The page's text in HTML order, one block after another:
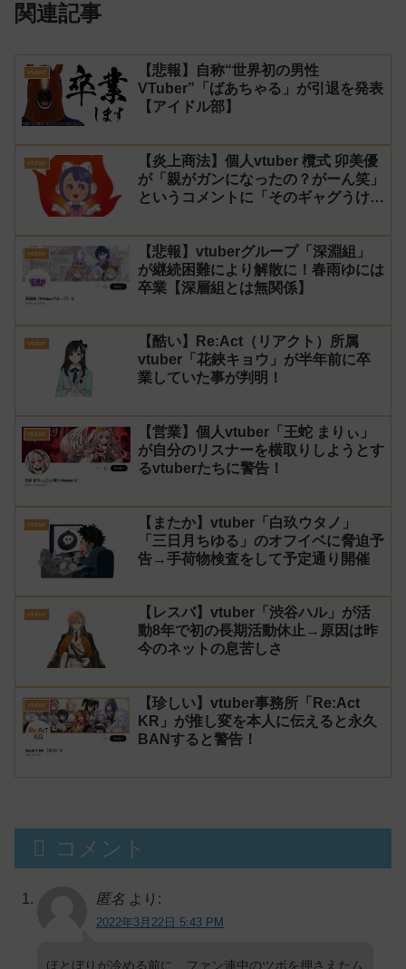
関連記事
vtuber
【悲報】自称“世界初の男性
VTuber”「ばあちゃる」が引退を発表
【アイドル部】
vtuber
【炎上商法】個人vtuber 欖式 卯美優
が「親がガンになったの？がーん笑」
というコメントに「そのギャグうけ
はオススメしないと投稿し叩かれる
vtuber
【悲報】vtuberグループ「深淵組」
が継続困難により解散に！春雨ゆには
卒業【深層組とは無関係】
vtuber
【酷い】Re:Act（リアクト）所属
vtuber「花鋏キョウ」が半年前に卒
業していた事が判明！
vtuber
【営業】個人vtuber「王蛇 まりぃ」
が自分のリスナーを横取りしようとす
るvtuberたちに警告！
vtuber
【またか】vtuber「白玖ウタノ」
「三日月ちゆる」のオフイベに脅迫予
告→手荷物検査をして予定通り開催
vtuber
【レスバ】vtuber「渋谷ハル」が活
動8年で初の長期活動休止→原因は昨
今のネットの息苦しさ
vtuber
【珍しい】vtuber事務所「Re:Act
KR」が推し変を本人に伝えると永久
BANすると警告！
コメント
匿名 より:
2022年3月22日 5:43 PM
ほとぼりが冷める前に、ファン連中のツボを押さえたム